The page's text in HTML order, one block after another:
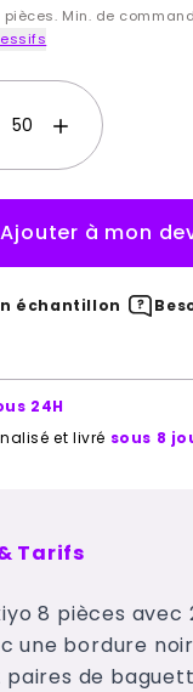
pièces. Min. de
Ajouter à mon
échantillon
24H
et livré sous 8
Tarifs
8 pièces avec
une bordure
de